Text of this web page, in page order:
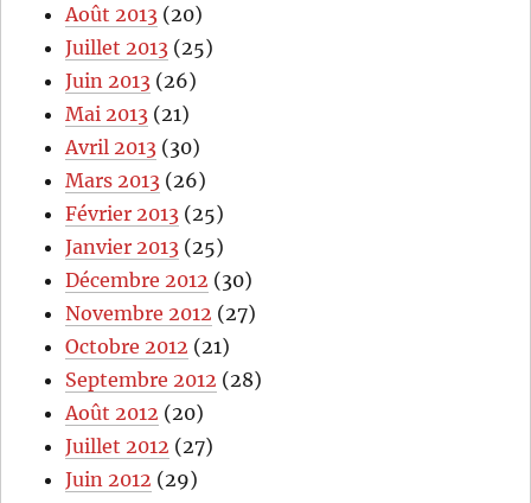
Août 2013 (20)
Juillet 2013 (25)
Juin 2013 (26)
Mai 2013 (21)
Avril 2013 (30)
Mars 2013 (26)
Février 2013 (25)
Janvier 2013 (25)
Décembre 2012 (30)
Novembre 2012 (27)
Octobre 2012 (21)
Septembre 2012 (28)
Août 2012 (20)
Juillet 2012 (27)
Juin 2012 (29)